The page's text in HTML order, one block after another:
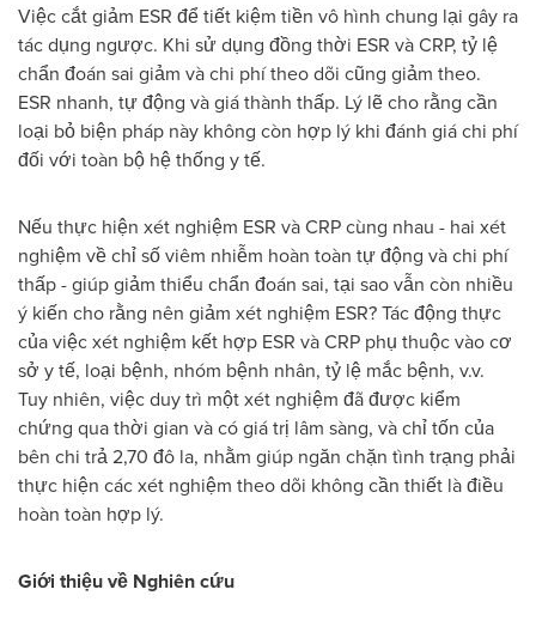
Việc cắt giảm ESR để tiết kiệm tiền vô hình chung lại gây ra
tác dụng ngược. Khi sử dụng đồng thời ESR và CRP, tỷ lệ
chẩn đoán sai giảm và chi phí theo dõi cũng giảm theo.
ESR nhanh, tự động và giá thành thấp. Lý lẽ cho rằng cần
loại bỏ biện pháp này không còn hợp lý khi đánh giá chi phí
đối với toàn bộ hệ thống y tế.
Nếu thực hiện xét nghiệm ESR và CRP cùng nhau - hai xét
nghiệm về chỉ số viêm nhiễm hoàn toàn tự động và chi phí
thấp - giúp giảm thiểu chẩn đoán sai, tại sao vẫn còn nhiều
ý kiến cho rằng nên giảm xét nghiệm ESR? Tác động thực
của việc xét nghiệm kết hợp ESR và CRP phụ thuộc vào cơ
sở y tế, loại bệnh, nhóm bệnh nhân, tỷ lệ mắc bệnh, v.v.
Tuy nhiên, việc duy trì một xét nghiệm đã được kiểm
chứng qua thời gian và có giá trị lâm sàng, và chỉ tốn của
bên chi trả 2,70 đô la, nhằm giúp ngăn chặn tình trạng phải
thực hiện các xét nghiệm theo dõi không cần thiết là điều
hoàn toàn hợp lý.
Giới thiệu về Nghiên cứu